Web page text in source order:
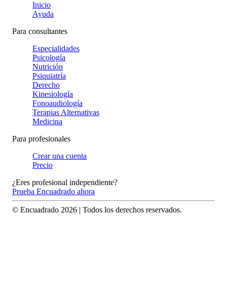
Inicio
Ayuda
Para consultantes
Especialidades
Psicología
Nutrición
Psiquiatría
Derecho
Kinesiología
Fonoaudiología
Terapias Alternativas
Medicina
Para profesionales
Crear una cuenta
Precio
¿Eres profesional independiente?
Prueba Encuadrado ahora
© Encuadrado 2026 | Todos los derechos reservados.